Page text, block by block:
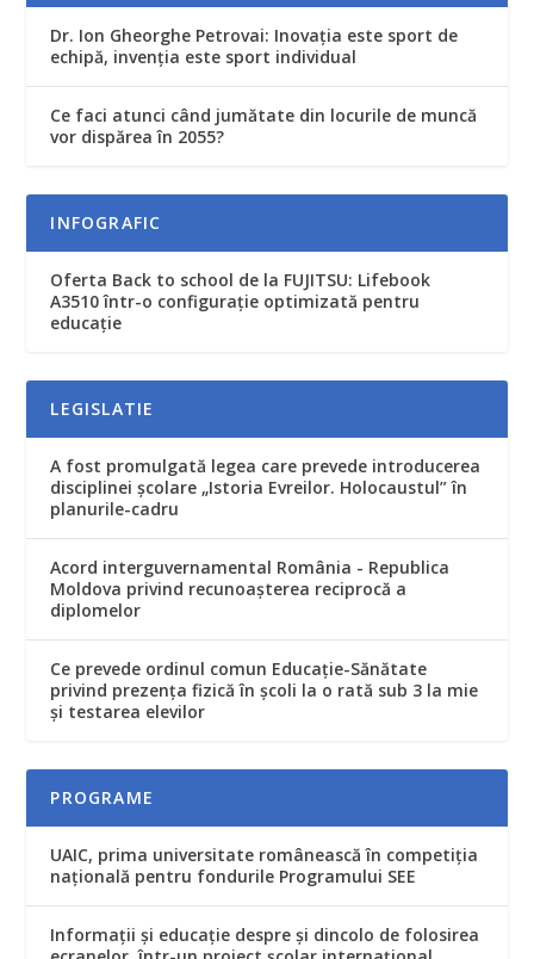
Dr. Ion Gheorghe Petrovai: Inovația este sport de
echipă, invenția este sport individual
Ce faci atunci când jumătate din locurile de muncă
vor dispărea în 2055?
INFOGRAFIC
Oferta Back to school de la FUJITSU: Lifebook
A3510 într-o configurație optimizată pentru
educație
LEGISLATIE
A fost promulgată legea care prevede introducerea
disciplinei şcolare „Istoria Evreilor. Holocaustul” în
planurile-cadru
Acord interguvernamental România - Republica
Moldova privind recunoaşterea reciprocă a
diplomelor
Ce prevede ordinul comun Educaţie-Sănătate
privind prezenţa fizică în şcoli la o rată sub 3 la mie
şi testarea elevilor
PROGRAME
UAIC, prima universitate românească în competiţia
naţională pentru fondurile Programului SEE
Informaţii şi educaţie despre şi dincolo de folosirea